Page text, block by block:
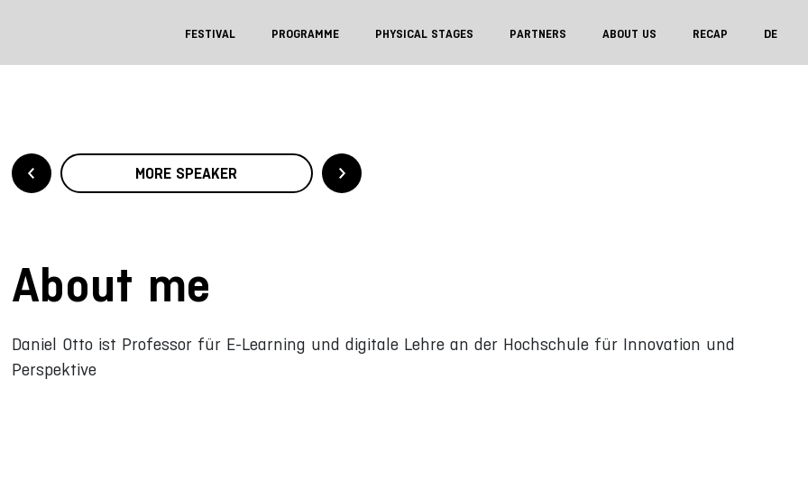
FESTIVAL PROGRAMME PHYSICAL STAGES PARTNERS ABOUT US RECAP DE
MORE SPEAKER
About me
Daniel Otto ist Professor für E-Learning und digitale Lehre an der Hochschule für Innovation und
Perspektive